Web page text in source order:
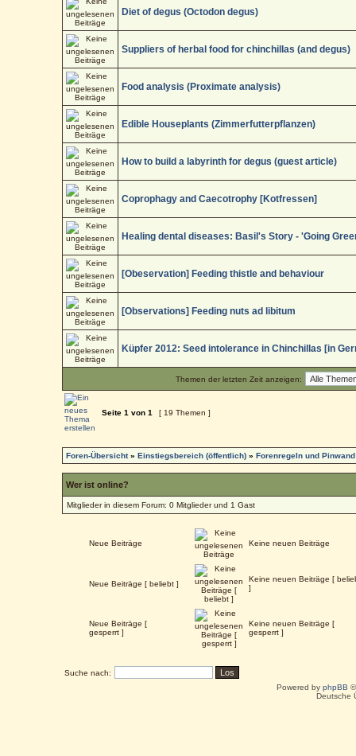
Diet of degus (Octodon degus)
Suppliers of herbal food for chinchillas (and degus)
Food analysis (Proximate analysis)
Edible Houseplants (Zimmerfutterpflanzen)
How to build a labyrinth for degus (guest article)
Coprophagy and Caecotrophy [Kotfressen]
Healing dental diseases: Basil's Story - 'Going
[Obeservation] Feeding thistle and behaviour
[Observations] Feeding nuts ad libitum
Küpfer 2012: Seed intolerance in Chinchillas [in
Themen der letzten Zeit anzeigen:
Seite1 von1 [ 19 Themen ]
Foren-Übersicht»Einstiegsbereich (öffentlich) »Forenregeln und Pinwand
Wer ist online?
Mitglieder in diesem Forum: 0 Mitglieder und 1 Gast
Neue Beiträge Keine neuen Beiträge
Neue Beiträge [ beliebt ]
Keine neuen Beiträge [
]
Neue Beiträge [
gesperrt ]
Keine neuen Beiträge [
gesperrt ]
Suche nach:
Powered by phpBB
Deutsche